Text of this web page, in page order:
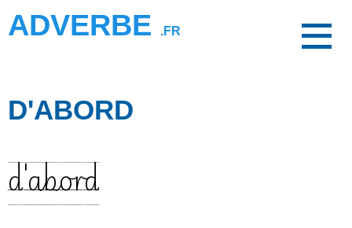
ADVERBE .FR
D'ABORD
d'abord